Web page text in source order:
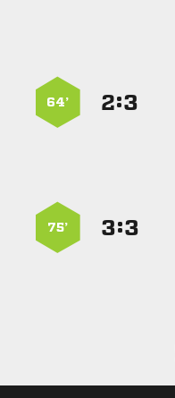
:
64’
:
75’